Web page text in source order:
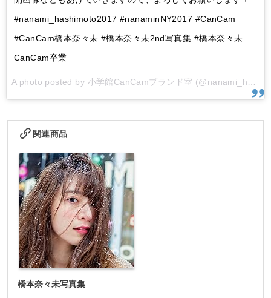
#nanami_hashimoto2017 #nanaminNY2017 #CanCam
#CanCam橋本奈々未 #橋本奈々未2nd写真集 #橋本奈々未
CanCam卒業
関連商品
橋本奈々未写真集